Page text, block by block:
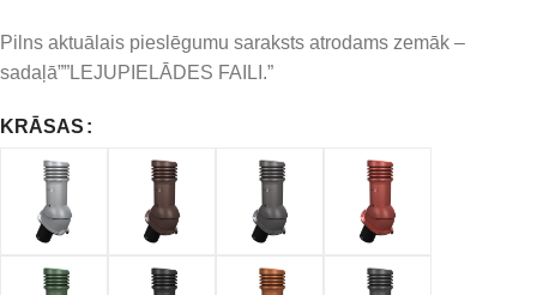
Pilns aktuālais pieslēgumu saraksts atrodams zemāk –
sadaļā””LEJUPIELĀDES FAILI.”
KRĀSAS